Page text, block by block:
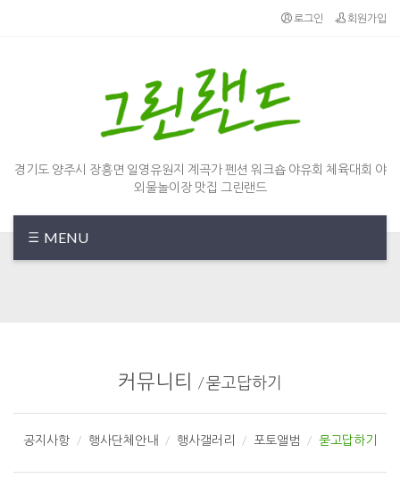
로그인 회원가입
경기도 양주시 장흥면 일영유원지 계곡가 펜션 워크숍 야유회 체육대회 야
외물놀이장 맛집 그린랜드
MENU
커뮤니티 /묻고답하기
공지사항 행사단체안내 행사갤러리 포토앨범 묻고답하기